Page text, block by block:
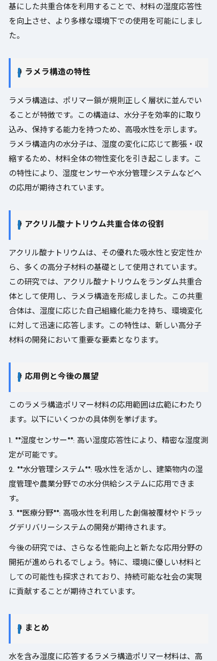
基にした共重合体を利用することで、材料の湿度応答性
を向上させ、より多様な環境下での使用を可能にしまし
た。
# ラメラ構造の特性
ラメラ構造は、ポリマー鎖が規則正しく層状に並んでい
ることが特徴です。この構造は、水分子を効率的に取り
込み、保持する能力を持つため、高吸水性を示します。
ラメラ構造内の水分子は、湿度の変化に応じて膨張・収
縮するため、材料全体の物性変化を引き起こします。こ
の特性により、湿度センサーや水分管理システムなどへ
の応用が期待されています。
# アクリル酸ナトリウム共重合体の役割
アクリル酸ナトリウムは、その優れた吸水性と安定性か
ら、多くの高分子材料の基礎として使用されています。
この研究では、アクリル酸ナトリウムをランダム共重合
体として使用し、ラメラ構造を形成しました。この共重
合体は、湿度に応じた自己組織化能力を持ち、環境変化
に対して迅速に応答します。この特性は、新しい高分子
材料の開発において重要な要素となります。
# 応用例と今後の展望
このラメラ構造ポリマー材料の応用範囲は広範にわたり
ます。以下にいくつかの具体例を挙げます。
1. **湿度センサー**: 高い湿度応答性により、精密な湿度測
定が可能です。
2. **水分管理システム**: 吸水性を活かし、建築物内の湿
度管理や農業分野での水分供給システムに応用できま
す。
3. **医療分野**: 高吸水性を利用した創傷被覆材やドラッ
グデリバリーシステムの開発が期待されます。
今後の研究では、さらなる性能向上と新たな応用分野の
開拓が進められるでしょう。特に、環境に優しい材料と
しての可能性も探求されており、持続可能な社会の実現
に貢献することが期待されています。
# まとめ
水を含み湿度に応答するラメラ構造ポリマー材料は、高